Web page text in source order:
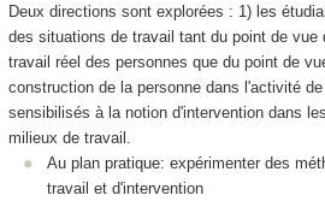
Deux directions sont explorées : 1) les
des situations de travail tant du point de
travail réel des personnes que du point de
construction de la personne dans l'activité
sensibilisés à la notion d'intervention dans
milieux de travail.
Au plan pratique: expérimenter des
travail et d'intervention